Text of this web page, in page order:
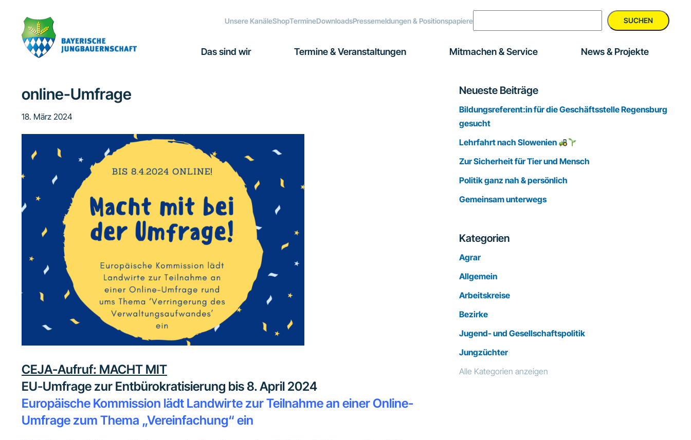
Hauptnavigation
springen
springen
Seitenspalte
springen
Fußzeile
springen
Unsere KanäleShopTermineDownloadsPressemeldungen & Positionspapiere SUCHEN
Das sind wir Termine & Veranstaltungen Mitmachen & Service News & Projekte
online-Umfrage
18. März 2024
CEJA-Aufruf: MACHT MIT
EU-Umfrage zur Entbürokratisierung bis 8. April 2024
Europäische Kommission lädt Landwirte zur Teilnahme an einer Online-
Umfrage zum Thema „Vereinfachung“ ein
Seitenspalte
Neueste Beiträge
Bildungsreferent:in für die Geschäftsstelle Regensburg
gesucht
Lehrfahrt nach Slowenien
Zur Sicherheit für Tier und Mensch
Politik ganz nah & persönlich
Gemeinsam unterwegs
Kategorien
Agrar
Allgemein
Arbeitskreise
Bezirke
Jugend- und Gesellschaftspolitik
Jungzüchter
Alle Kategorien anzeigen